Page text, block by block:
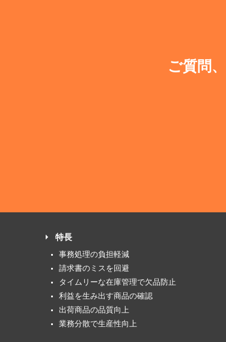
ご質問
特長
事務処理の負担軽減
請求書のミスを回避
タイムリーな在庫管理で欠品防止
利益を生み出す商品の確認
出荷商品の品質向上
業務分散で生産性向上